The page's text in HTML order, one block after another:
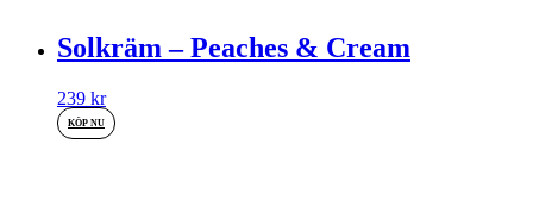
Solkräm – Peaches & Cream
239 kr
KÖP NU